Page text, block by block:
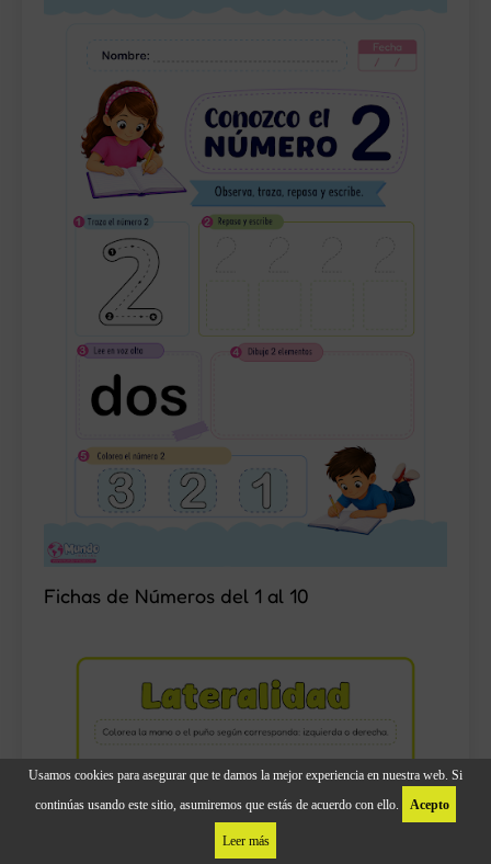
Fichas de Números del 1 al 10
Usamos cookies para asegurar que te damos la mejor experiencia en nuestra web. Si
continúas usando este sitio, asumiremos que estás de acuerdo con ello.
Acepto
Leer más